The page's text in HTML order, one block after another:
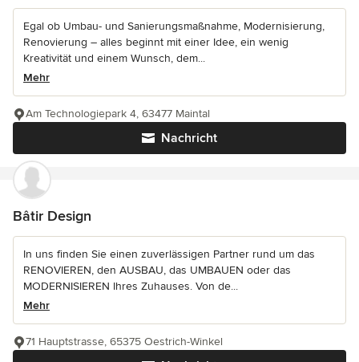
Egal ob Umbau- und Sanierungsmaßnahme, Modernisierung,
Renovierung – alles beginnt mit einer Idee, ein wenig
Kreativität und einem Wunsch, dem...
Mehr
Nachricht
Am Technologiepark 4, 63477 Maintal
Bâtir Design
In uns finden Sie einen zuverlässigen Partner rund um das
RENOVIEREN, den AUSBAU, das UMBAUEN oder das
MODERNISIEREN Ihres Zuhauses. Von de...
Mehr
71 Hauptstrasse, 65375 Oestrich-Winkel